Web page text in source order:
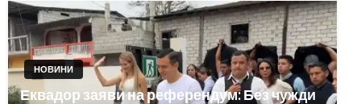
НОВИНИ
Еквадор заяви на референдум: Без чужди